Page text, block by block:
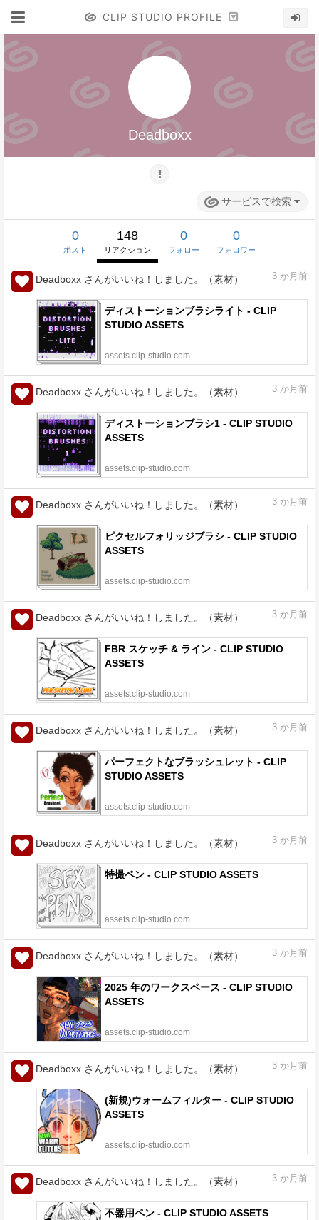
CLIP STUDIO PROFILE
Deadboxx
サービスで検索
0
ポスト
148
リアクション
0
フォロー
0
フォロワー
Deadboxx さんがいいね！しました。（素材） 3 か月前
ディストーションブラシライト - CLIP
STUDIO ASSETS
assets.clip-studio.com
Deadboxx さんがいいね！しました。（素材） 3 か月前
ディストーションブラシ1 - CLIP STUDIO
ASSETS
assets.clip-studio.com
Deadboxx さんがいいね！しました。（素材） 3 か月前
ピクセルフォリッジブラシ - CLIP STUDIO
ASSETS
assets.clip-studio.com
Deadboxx さんがいいね！しました。（素材） 3 か月前
FBR スケッチ & ライン - CLIP STUDIO
ASSETS
assets.clip-studio.com
Deadboxx さんがいいね！しました。（素材） 3 か月前
パーフェクトなブラッシュレット - CLIP
STUDIO ASSETS
assets.clip-studio.com
Deadboxx さんがいいね！しました。（素材） 3 か月前
特撮ペン - CLIP STUDIO ASSETS
assets.clip-studio.com
Deadboxx さんがいいね！しました。（素材） 3 か月前
2025 年のワークスペース - CLIP STUDIO
ASSETS
assets.clip-studio.com
Deadboxx さんがいいね！しました。（素材） 3 か月前
(新規)ウォームフィルター - CLIP STUDIO
ASSETS
assets.clip-studio.com
Deadboxx さんがいいね！しました。（素材） 3 か月前
不器用ペン - CLIP STUDIO ASSETS